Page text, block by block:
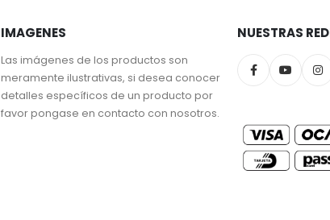
IMAGENES
Las imágenes de los productos son
meramente ilustrativas, si desea conocer
detalles específicos de un producto por
favor pongase en contacto con nosotros.
NUESTRAS